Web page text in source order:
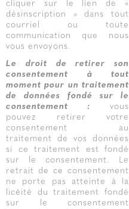
cliquer sur le lien de «
désinscription » dans tout
courriel ou toute
communication que nous
vous envoyons.
Le droit de retirer son
consentement à tout
moment pour un traitement
de données fondé sur le
consentement :
vous
pouvez retirer votre
consentement au
traitement de vos données
si ce traitement est fondé
sur le consentement. Le
retrait de ce consentement
ne porte pas atteinte à la
licéité du traitement fondé
sur le consentement